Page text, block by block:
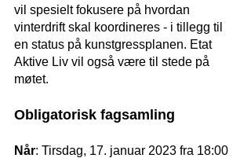
vil spesielt fokusere på hvordan
vinterdrift skal koordineres - i tillegg til
en status på kunstgressplanen. Etat
Aktive Liv vil også være til stede på
møtet.
Obligatorisk fagsamling
Når: Tirsdag, 17. januar 2023 fra 18:00